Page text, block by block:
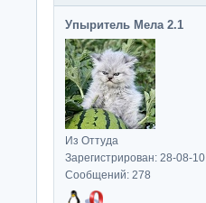
Упыритель Мела 2.1
Из Оттуда
Зарегистрирован: 28-08-10
Сообщений: 278